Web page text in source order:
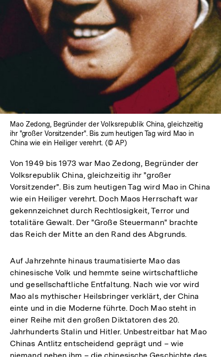
Mao Zedong, Begründer der Volksrepublik China, gleichzeitig
ihr "großer Vorsitzender". Bis zum heutigen Tag wird Mao in
China wie ein Heiliger verehrt. (© AP)
Von 1949 bis 1973 war Mao Zedong, Begründer der
Volksrepublik China, gleichzeitig ihr "großer
Vorsitzender". Bis zum heutigen Tag wird Mao in China
wie ein Heiliger verehrt. Doch Maos Herrschaft war
gekennzeichnet durch Rechtlosigkeit, Terror und
totalitäre Gewalt. Der "Große Steuermann" brachte
das Reich der Mitte an den Rand des Abgrunds.
Auf Jahrzehnte hinaus traumatisierte Mao das
chinesische Volk und hemmte seine wirtschaftliche
und gesellschaftliche Entfaltung. Nach wie vor wird
Mao als mythischer Heilsbringer verklärt, der China
einte und in die Moderne führte. Doch Mao steht in
einer Reihe mit den großen Diktatoren des 20.
Jahrhunderts Stalin und Hitler. Unbestreitbar hat Mao
Chinas Antlitz entscheidend geprägt und – wie